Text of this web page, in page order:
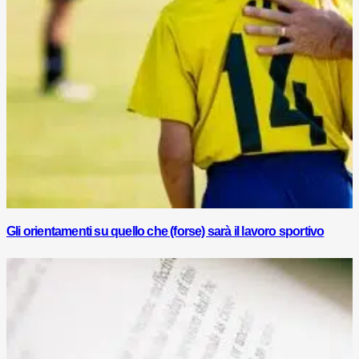
Gli orientamenti su quello che (forse) sarà il lavoro sportivo